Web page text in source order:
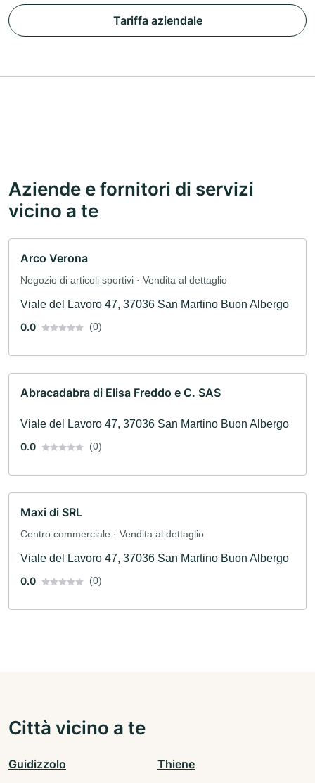
Tariffa aziendale
Aziende e fornitori di servizi
vicino a te
Arco Verona
Negozio di articoli sportivi · Vendita al dettaglio
Viale del Lavoro 47, 37036 San Martino Buon Albergo
0.0
(0)
Abracadabra di Elisa Freddo e C. SAS
Viale del Lavoro 47, 37036 San Martino Buon Albergo
0.0
(0)
Maxi di SRL
Centro commerciale · Vendita al dettaglio
Viale del Lavoro 47, 37036 San Martino Buon Albergo
0.0
(0)
Città vicino a te
Guidizzolo Thiene